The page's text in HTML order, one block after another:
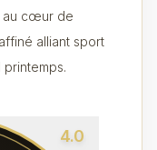
au cœur de
alliant sport
4.0